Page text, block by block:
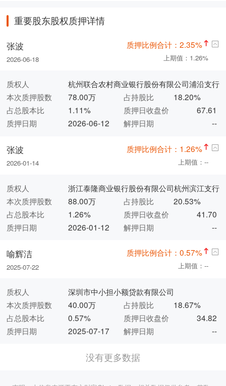
重要股东股权质押详情
张波
2026-06-18
质押比例合计：2.35%
上期值：1.26%
质权人
杭州联合农村商业银行股份有限公司浦沿支行
本次质押股数
78.00万 占持股比
18.20%
占总股本比
1.11% 质押日收盘价
67.61
质押日期
2026-06-12 解押日期 --
张波
2026-01-14
质押比例合计：1.26%
上期值：--
质权人
浙江泰隆商业银行股份有限公司杭州滨江支行
本次质押股数
88.00万 占持股比
20.53%
占总股本比
1.26% 质押日收盘价
41.70
质押日期
2026-01-12 解押日期 --
喻辉洁
2025-07-22
质押比例合计：0.57%
上期值：--
质权人
深圳市中小担小额贷款有限公司
本次质押股数
40.00万 占持股比
18.67%
占总股本比
0.57% 质押日收盘价
34.82
质押日期
2025-07-17 解押日期 --
没有更多数据